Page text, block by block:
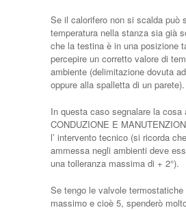
Se il calorifero non si scalda può
temperatura nella stanza sia già
che la testina è in una posizione
percepire un corretto valore di
ambiente (delimitazione dovuta
oppure alla spalletta di un parete).
In questa caso segnalare la cosa
CONDUZIONE E
l’ intervento tecnico (si ricorda
ammessa negli ambienti deve
una tolleranza massima di + 2°).
Se tengo le valvole
massimo e cioè 5, spenderò